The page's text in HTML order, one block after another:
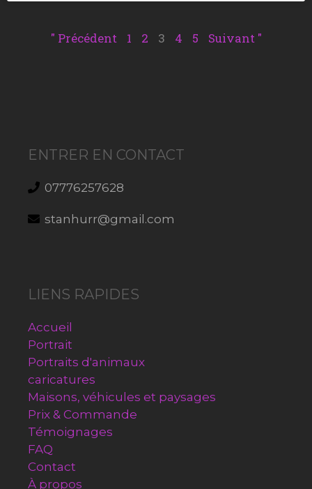
" Précédent 1 2 3 4 5 Suivant "
ENTRER EN CONTACT
07776257628
stanhurr@gmail.com
LIENS RAPIDES
Accueil
Portrait
Portraits d'animaux
caricatures
Maisons, véhicules et paysages
Prix & Commande
Témoignages
FAQ
Contact
À propos